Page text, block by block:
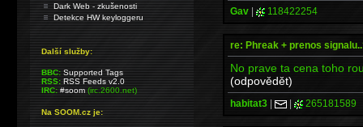
Gav | 118422254
re: Phreak + prenos
No prave ta cena toho
(odpovědět)
habitat3 | | 265181589
Dark Web - zkušenosti
Detekce HW keyloggeru
Další služby:
BBC: Supported Tags
RSS: RSS Feeds v2.0
IRC: #soom(irc.2600.net)
Na SOOM.cz je: